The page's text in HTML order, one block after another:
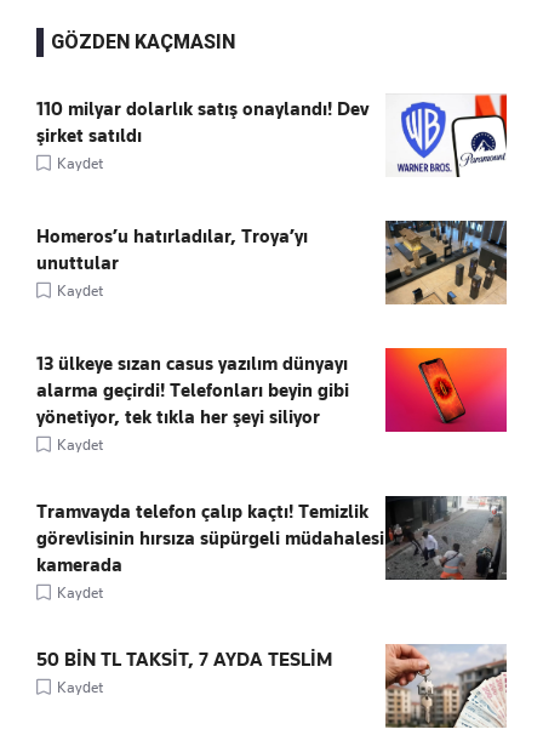
GÖZDEN KAÇMASIN
110 milyar dolarlık satış onaylandı! Dev
şirket satıldı
Kaydet
Homeros’u hatırladılar, Troya’yı
unuttular
Kaydet
13 ülkeye sızan casus yazılım dünyayı
alarma geçirdi! Telefonları beyin gibi
yönetiyor, tek tıkla her şeyi siliyor
Kaydet
Tramvayda telefon çalıp kaçtı! Temizlik
görevlisinin hırsıza süpürgeli müdahalesi
kamerada
Kaydet
50 BİN TL TAKSİT, 7 AYDA TESLİM
Kaydet